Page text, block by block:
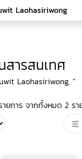
ารสนเทศ
Laohasiriwong, ”
ยการ จากทั้งหมด 2 รา